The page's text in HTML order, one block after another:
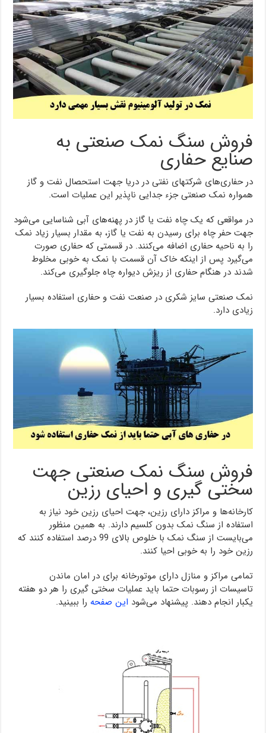
فروش سنگ نمک صنعتی به
صنایع حفاری
در حفاری‌های شرکتهای نفتی در دریا جهت استحصال نفت و گاز
همواره نمک صنعتی جزء جدایی ناپذیر این عملیات است.
در مواقعی که یک چاه نفت یا گاز در پهنه‌های آبی شناسایی می‌شود
جهت حفر چاه برای رسیدن به نفت یا گاز، به مقدار بسیار زیاد نمک
را به ناحیه حفاری اضافه می‌کنند. در قسمتی که حفاری صورت
می‌گیرد پس از اینکه خاک آن قسمت با نمک به خوبی مخلوط
شدند در هنگام حفاری از ریزش دیواره چاه جلوگیری می‌کند.
نمک صنعتی سایز شکری در صنعت نفت و حفاری استفاده بسیار
زیادی دارد.
فروش سنگ نمک صنعتی جهت
سختی گیری و احیای رزین
کارخانه‌ها و مراکز دارای رزین، جهت احیای رزین خود نیاز به
استفاده از سنگ نمک بدون کلسیم دارند. به همین منظور
می‌بایست از سنگ نمک با خلوص بالای 99 درصد استفاده کنند که
رزین خود را به خوبی احیا کنند.
تمامی مراکز و منازل دارای موتورخانه برای در امان ماندن
تاسیسات از رسوبات حتما باید عملیات سختی گیری را هر دو هفته
یکبار انجام دهند. پیشنهاد می‌شود این صفحه را ببینید.